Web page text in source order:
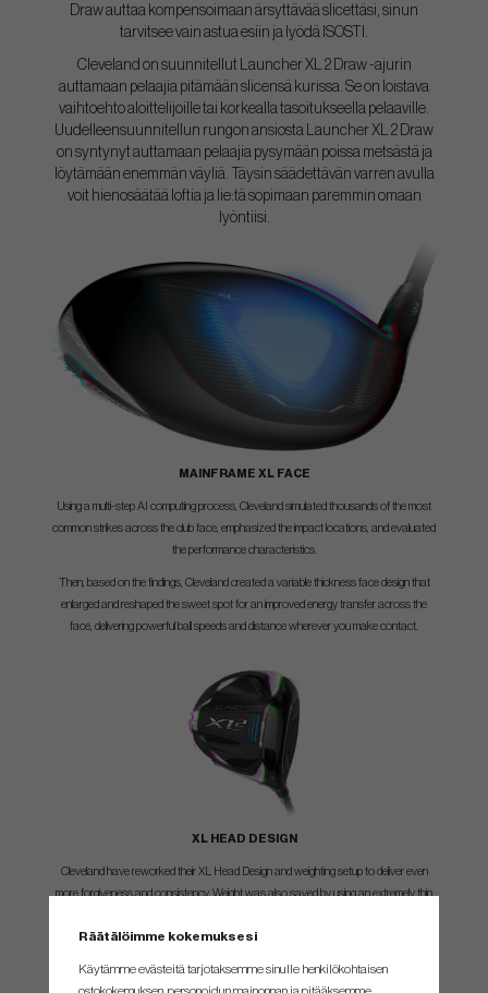
Draw auttaa kompensoimaan ärsyttävää slicettäsi, sinun
tarvitsee vain astua esiin ja lyödä ISOSTI.
Cleveland on suunnitellut Launcher XL 2 Draw -ajurin
auttamaan pelaajia pitämään slicensä kurissa. Se on loistava
vaihtoehto aloittelijoille tai korkealla tasoitukseella pelaaville.
Uudelleensuunnitellun rungon ansiosta Launcher XL 2 Draw
on syntynyt auttamaan pelaajia pysymään poissa metsästä ja
löytämään enemmän väyliä. Täysin säädettävän varren avulla
voit hienosäätää loftia ja lie:tä sopimaan paremmin omaan
lyöntiisi.
MAINFRAME XL FACE
Using a multi-step AI computing process, Cleveland simulated thousands of the most
common strikes across the club face, emphasized the impact locations, and evaluated
the performance characteristics.
Then, based on the findings, Cleveland created a variable thickness face design that
enlarged and reshaped the sweet spot for an improved energy transfer across the
face, delivering powerful ball speeds and distance wherever you make contact.
XL HEAD DESIGN
Cleveland have reworked their XL Head Design and weighting setup to deliver even
more forgiveness and consistency. Weight was also saved by using an extremely thin
savings, MainFrame's AI-driven simulations allowed us to place more discretionary
Räätälöimme kokemuksesi
Käytämme evästeitä tarjotaksemme sinulle henkilökohtaisen